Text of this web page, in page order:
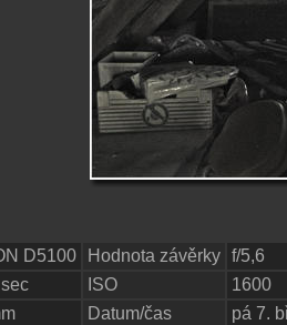
D5100 Hodnota závěrky f/5,6
ISO
1600
Datum/čas pá 7.